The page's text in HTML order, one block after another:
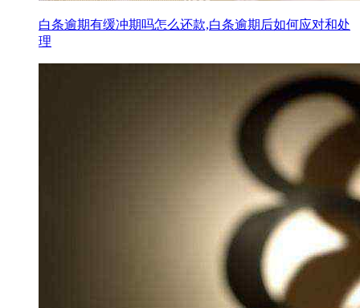
白条逾期有缓冲期吗怎么还款,白条逾期后如何应对和处
理